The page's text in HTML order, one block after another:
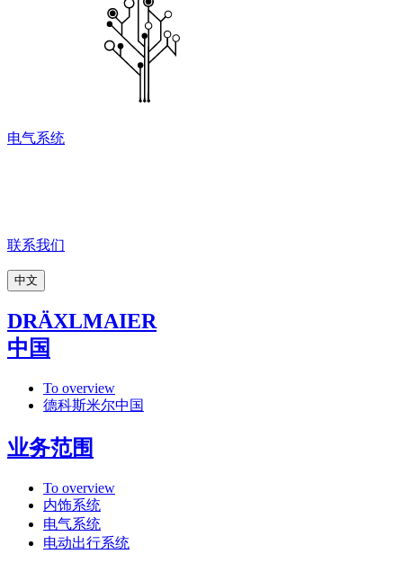
电气系统
联系我们
中文
DRÄXLMAIER
中国
To overview
德科斯米尔中国
业务范围
To overview
内饰系统
电气系统
电动出行系统